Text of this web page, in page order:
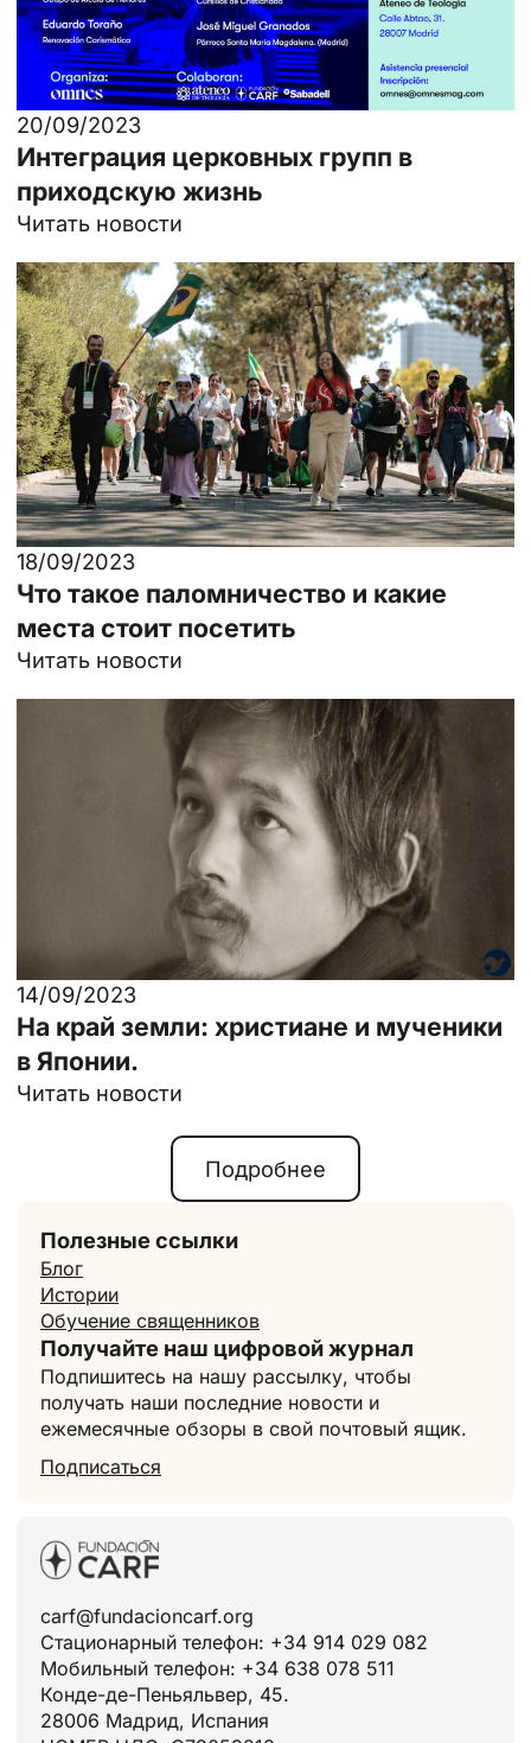
20/09/2023
Интеграция церковных групп в
приходскую жизнь
Читать новости
18/09/2023
Что такое паломничество и какие
места стоит посетить
Читать новости
14/09/2023
На край земли: христиане и мученики
в Японии.
Читать новости
Подробнее
Полезные ссылки
Блог
Истории
Обучение священников
Получайте наш цифровой журнал
Подпишитесь на нашу рассылку, чтобы
получать наши последние новости и
ежемесячные обзоры в свой почтовый ящик.
Подписаться
carf@fundacioncarf.org
Стационарный телефон: +34 914 029 082
Мобильный телефон: +34 638 078 511
Конде-де-Пеньяльвер, 45.
28006 Мадрид, Испания